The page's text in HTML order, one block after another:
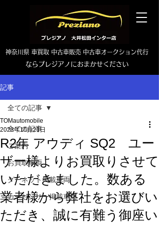
神奈川県 車買取 中古車販売 中古車オークション代行
ならプレジアノにおまかせください
TEL0465-46-6667
記事
全ての記事
ご案内
お買取車両
グーネット掲載車両
カーセンサー掲載車両
全ての記事
R2年 アウディ SQ2 ユー
ザー様よりお買取りさせて
いただきました。数ある
業者様から弊社をお選びい
ただき、誠に有難う御座い
TOMautomobile
2023年10月21日